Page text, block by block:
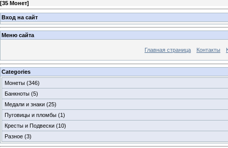
[35 Монет]
Вход на сайт
Меню сайта
Главная страница Контакты
Categories
Монеты (346)
Банкноты (5)
Медали и знаки (25)
Пуговицы и пломбы (1)
Кресты и Подвески (10)
Разное (3)